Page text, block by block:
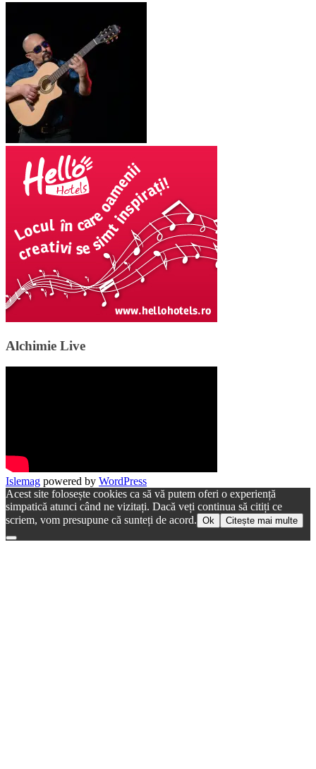
Alchimie Live
Islemag powered by WordPress
Acest site folosește cookies ca să vă putem oferi o experiență
simpatică atunci când ne vizitați. Dacă veți continua să citiți ce
scriem, vom presupune că sunteți de acord. Ok Citește mai multe